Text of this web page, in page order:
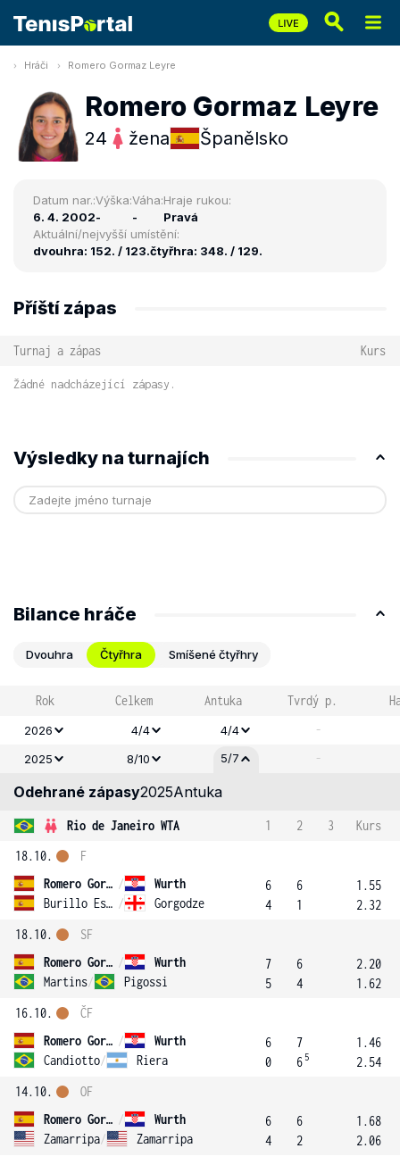
Hráči Romero Gormaz Leyre
Romero Gormaz Leyre
24 žena Španělsko
Datum nar.:
6. 4. 2002
Výška:
-
Váha:
-
Hraje rukou:
Pravá
Aktuální/nejvyšší umístění:
dvouhra: 152. / 123.čtyřhra: 348. / 129.
Příští zápas
Turnaj a zápas Kurs
Žádné nadcházející zápasy.
Výsledky na turnajích
Bilance hráče
Dvouhra Čtyřhra Smíšené čtyřhry
Rok Celkem Antuka Tvrdý p.
2026 4/4 4/4 -
2025 8/10 5/7 -
Odehrané zápasy2025Antuka
Rio de Janeiro WTA 1 2 3
Kurs
18.10.
Romero Gormaz /
Wurth
Burillo Escorihuela / Gorgodze
F
6
4
6
1
1.55
2.32
18.10.
Romero Gormaz /
Wurth
Martins/ Pigossi
SF
7
5
6
4
2.20
1.62
16.10.
Romero Gormaz /
Wurth
Candiotto/ Riera
ČF
6
0
7
6 5
1.46
2.54
14.10.
Romero Gormaz /
Wurth
Zamarripa/ Zamarripa
OF
6
4
6
2
1.68
2.06